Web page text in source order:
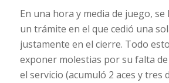
En una hora y media de juego,
un trámite en el que cedió una
justamente en el cierre. Todo
exponer molestias por su falta
el servicio (acumuló 2 aces y tres